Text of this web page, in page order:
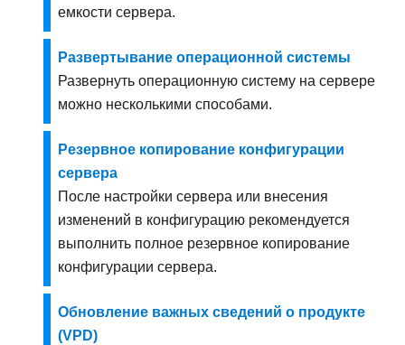
емкости сервера.
Развертывание операционной системы
Развернуть операционную систему на сервере
можно несколькими способами.
Резервное копирование конфигурации
сервера
После настройки сервера или внесения
изменений в конфигурацию рекомендуется
выполнить полное резервное копирование
конфигурации сервера.
Обновление важных сведений о продукте
(VPD)